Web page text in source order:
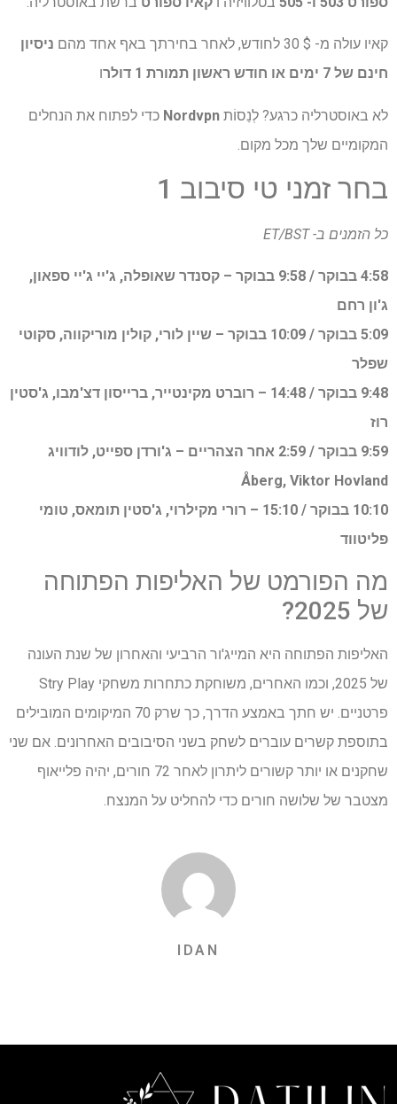
קאיו עולה מ- $ 30 לחודש, לאחר בחירתך באף אחד מהם
ניסיון
חינם של 7 ימים או חודש ראשון תמורת 1 דולר
ו
לא באוסטרליה כרגע? לְנַסוֹת Nordvpn כדי לפתוח את הנחלים
המקומיים שלך מכל מקום.
בחר זמני טי סיבוב 1
כל הזמנים ב- ET/BST
4:58 בבוקר / 9:58 בבוקר – קסנדר שאופלה, ג'יי ג'יי ספאון,
ג'ון רחם
5:09 בבוקר / 10:09 בבוקר – שיין לורי, קולין מוריקווה, סקוטי
שפלר
9:48 בבוקר / 14:48 – רוברט מקינטייר, ברייסון דצ'מבו, ג'סטין
רוז
9:59 בבוקר / 2:59 אחר הצהריים – ג'ורדן ספייט, לודוויג
Åberg, Viktor Hovland
10:10 בבוקר / 15:10 – רורי מקילרוי, ג'סטין תומאס, טומי
פליטווד
מה הפורמט של האליפות הפתוחה
של 2025?
האליפות הפתוחה היא המייג'ור הרביעי והאחרון של שנת העונה
של 2025, וכמו האחרים, משוחקת כתחרות משחקי Stry Play
פרטניים. יש חתך באמצע הדרך, כך שרק 70 המיקומים המובילים
בתוספת קשרים עוברים לשחק בשני הסיבובים האחרונים. אם שני
שחקנים או יותר קשורים ליתרון לאחר 72 חורים, יהיה פלייאוף
מצטבר של שלושה חורים כדי להחליט על המנצח.
IDAN